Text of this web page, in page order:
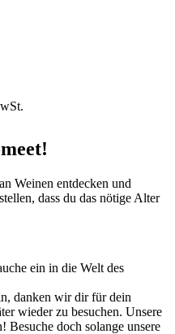
Weinen entdecken und
dass du das nötige Alter
ein in die Welt des
danken wir dir für dein
wieder zu besuchen. Unsere
Besuche doch solange unsere